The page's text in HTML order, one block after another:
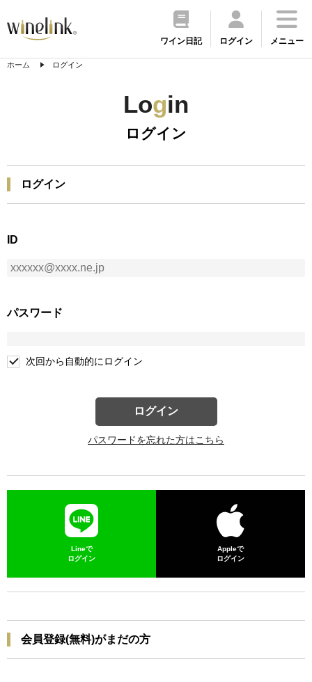
ワイン日記 ログイン メニュー
ホーム ログイン
Login
ログイン
ログイン
ID
パスワード
次回から自動的にログイン
ログイン
パスワードを忘れた方はこちら
Lineで
ログイン
Appleで
ログイン
会員登録(無料)がまだの方